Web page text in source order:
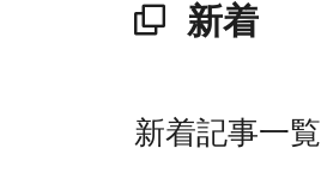
新着
新着記事一覧